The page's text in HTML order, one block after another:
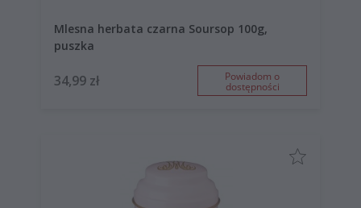
Mlesna herbata czarna Soursop 100g,
puszka
34,99 zł Powiadom o
dostępności